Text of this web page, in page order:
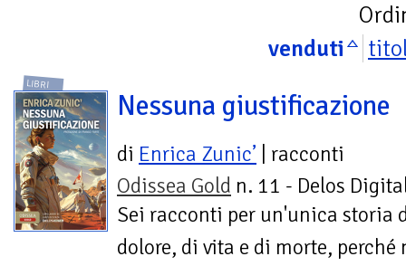
venduti
LIBRI
Nessuna giustificazione
di Enrica Zunic’ | racconti
Odissea Gold n. 11 - Delos
Sei racconti per un'unica storia
dolore, di vita e di morte, perché